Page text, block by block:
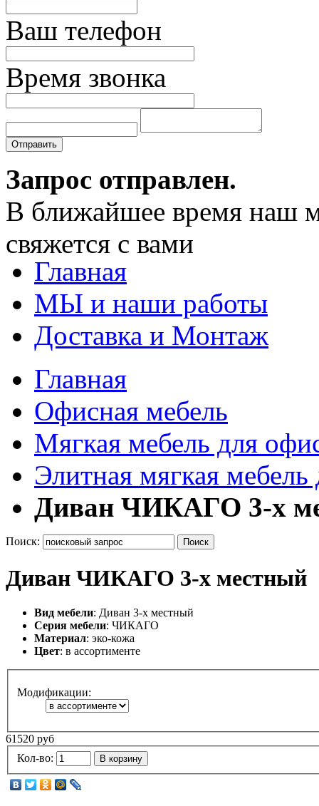
Ваш телефон
Время звонка
Отправить
Запрос отправлен.
В ближайшее время наш
свяжется с вами
Главная
МЫ и наши работы
Доставка и Монтаж
Главная
Офисная мебель
Мягкая мебель для
Элитная мягкая
Диван ЧИКАГО 3-х
Поиск: Поиск
Диван ЧИКАГО 3-х местный
Вид мебели: Диван 3-х местный
Серия мебели: ЧИКАГО
Материал: эко-кожа
Цвет: в ассортименте
Модификации:
61520 руб
Кол-во:
В корзину